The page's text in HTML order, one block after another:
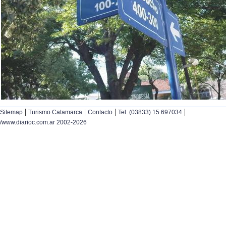
Sitemap | Turismo Catamarca | Contacto | Tel. (03833) 15 697034 |
/www.diarioc.com.ar 2002-2026